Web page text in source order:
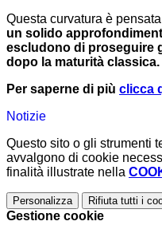
Questa curvatura è
un solido
escludono di proseguire
dopo la maturità classica.
Per saperne di più clicca
Notizie
Questo sito o gli strumenti
avvalgono di cookie
finalità illustrate nella
Personalizza Rifiuta tutti i
Gestione cookie